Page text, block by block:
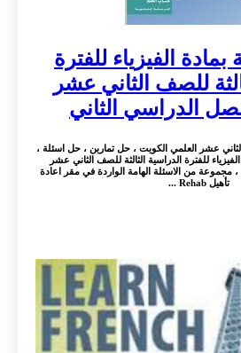
الفيزياء للفترة
للصف الثاني عشر
الدراسي الثاني
عشر العلمي الكويت ، حل تمارين ، حل اسئلة ،
للفترة الدراسية الثالثة للصف الثاني عشر
مجموعة من الاسئلة الهامة الواردة في مقر اعادة
تأهيل Rehab ...